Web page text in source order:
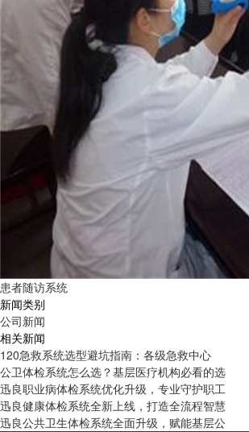
患者随访系统
新闻类别
公司新闻
相关新闻
120急救系统选型避坑指南：各级急救中心
公卫体检系统怎么选？基层医疗机构必看的选
迅良职业病体检系统优化升级，专业守护职工
迅良健康体检系统全新上线，打造全流程智慧
迅良公共卫生体检系统全面升级，赋能基层公